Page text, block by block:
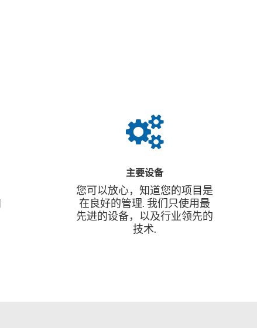
主要设备
您可以放心，知道您的项目是
在良好的管理. 我们只使用最
先进的设备，以及行业领先的
技术.